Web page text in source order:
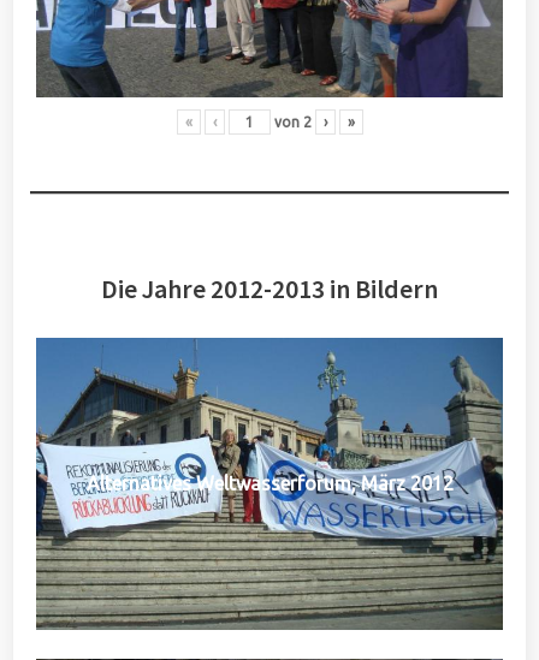
« ‹ von 2 › »
Die Jahre 2012-2013 in Bildern
Alternatives Weltwasserforum, März 2012